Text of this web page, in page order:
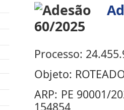
Processo:
Objeto:
ARP: PE 90001/
154854